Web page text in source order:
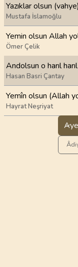
Yazıklar olsun
Mustafa İslamoğlu
Yemin olsun Allah
Ömer Çelik
Andolsun o harıl
Hasan Basri Çantay
Yemîn olsun (Allah
Hayrat Neşriyat